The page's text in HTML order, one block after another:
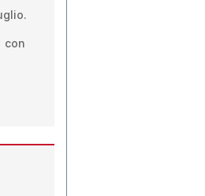
con